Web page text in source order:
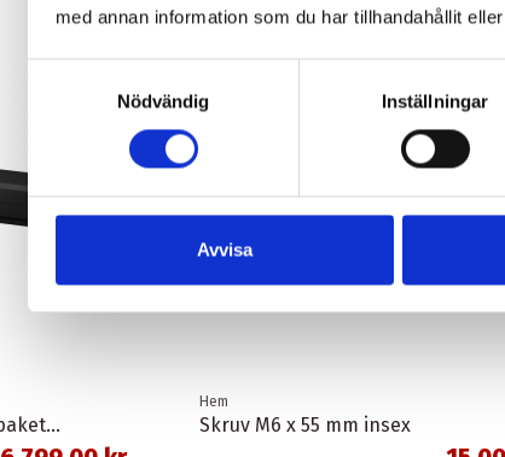
med annan information som du har tillhandahållit
Nödvändig
Inställningar
Avvisa
Batteri bt-e6000-a för pakethållare svart 11,6 ah 418 wh shimano
Hem
Skruv M6 x 55 mm insex